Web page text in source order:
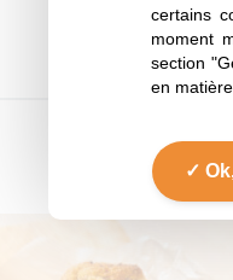
certains
moment
section
en